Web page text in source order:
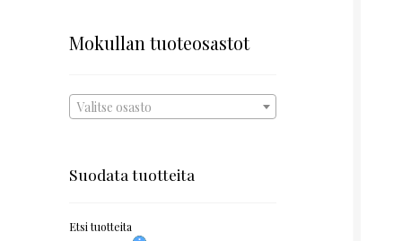
Mokullan tuoteosastot
Valitse osasto
Suodata tuotteita
Etsi tuotteita